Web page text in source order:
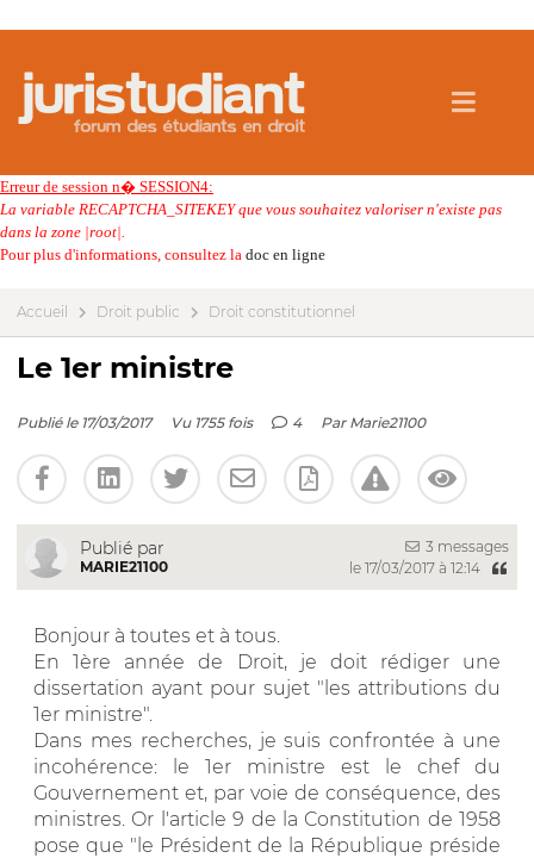
Erreur de session n� SESSION4:
La variable RECAPTCHA_SITEKEY que vous souhaitez valoriser n'existe pas
dans la zone |root|.
Pour plus d'informations, consultez la doc en ligne
Accueil Droit public Droit constitutionnel
Le 1er ministre
Publié le 17/03/2017 Vu 1755 fois 4 Par Marie21100
Publié par
MARIE21100
3 messages
le 17/03/2017 à 12:14
Bonjour à toutes et à tous.
En 1ère année de Droit, je doit rédiger une
dissertation ayant pour sujet "les attributions du
1er ministre".
Dans mes recherches, je suis confrontée à une
incohérence: le 1er ministre est le chef du
Gouvernement et, par voie de conséquence, des
ministres. Or l'article 9 de la Constitution de 1958
pose que "le Président de la République préside